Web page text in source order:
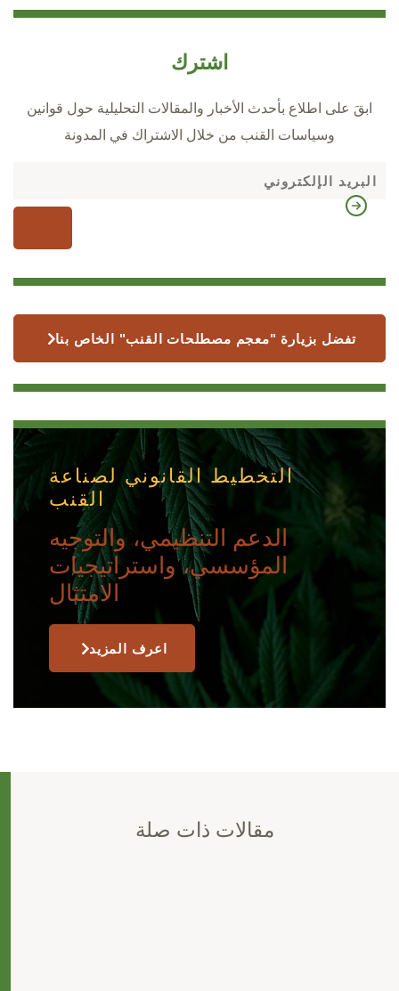
اشترك
ابقَ على اطلاع بأحدث الأخبار والمقالات التحليلية حول قوانين
وسياسات القنب من خلال الاشتراك في المدونة
تفضل بزيارة "معجم مصطلحات القنب" الخاص بنا
التخطيط القانوني لصناعة
القنب
الدعم التنظيمي، والتوجيه
المؤسسي، واستراتيجيات
الامتثال
اعرف المزيد
مقالات ذات صلة